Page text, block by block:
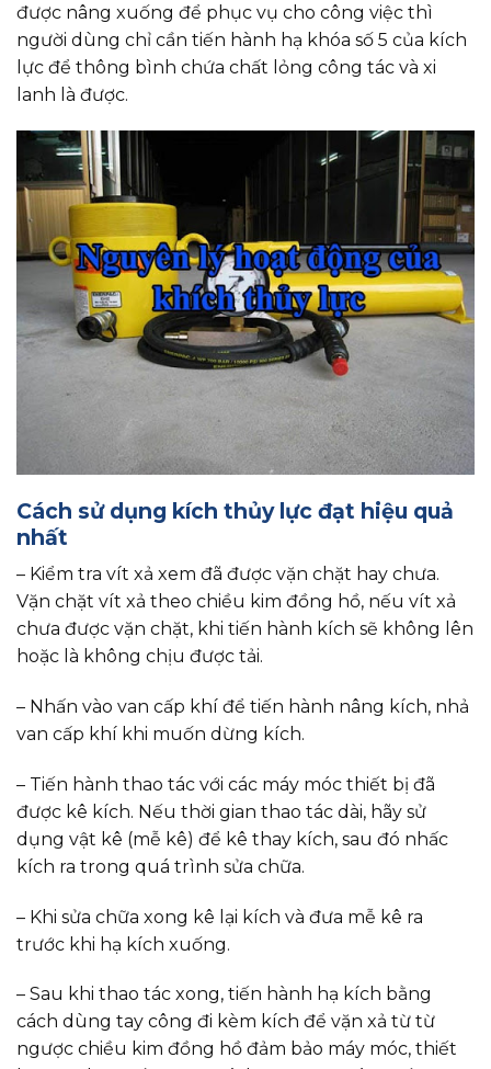
được nâng xuống để phục vụ cho công việc thì
người dùng chỉ cần tiến hành hạ khóa số 5 của kích
lực để thông bình chứa chất lỏng công tác và xi
lanh là được.
Cách sử dụng kích thủy lực đạt hiệu quả
nhất
– Kiểm tra vít xả xem đã được vặn chặt hay chưa.
Vặn chặt vít xả theo chiều kim đồng hồ, nếu vít xả
chưa được vặn chặt, khi tiến hành kích sẽ không lên
hoặc là không chịu được tải.
– Nhấn vào van cấp khí để tiến hành nâng kích, nhả
van cấp khí khi muốn dừng kích.
– Tiến hành thao tác với các máy móc thiết bị đã
được kê kích. Nếu thời gian thao tác dài, hãy sử
dụng vật kê (mễ kê) để kê thay kích, sau đó nhấc
kích ra trong quá trình sửa chữa.
– Khi sửa chữa xong kê lại kích và đưa mễ kê ra
trước khi hạ kích xuống.
– Sau khi thao tác xong, tiến hành hạ kích bằng
cách dùng tay công đi kèm kích để vặn xả từ từ
ngược chiều kim đồng hồ đảm bảo máy móc, thiết